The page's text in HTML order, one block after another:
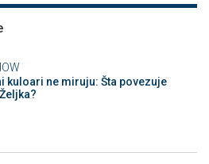
kuloari ne miruju: Šta povezuje